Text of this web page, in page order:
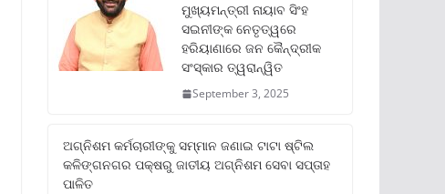
ମୁଖ୍ୟମନ୍ତ୍ରୀ ନାୟାବ ସିଂହ
ସଇନୀଙ୍କ ନେତୃତ୍ୱରେ
ହରିୟାଣାରେ ଜନ କୈନ୍ଦ୍ରୀକ
ସଂସ୍କାର ତ୍ୱରାନ୍ୱିତ
September 3, 2025
ଅଗ୍ନିଶମ କର୍ମଚାରୀଙ୍କୁ ସମ୍ମାନ ଜଣାଇ ଟାଟା ଷ୍ଟିଲ
କଳିଙ୍ଗନଗର ପକ୍ଷରୁ ଜାତୀୟ ଅଗ୍ନିଶମ ସେବା ସପ୍ତାହ
ପାଳିତ